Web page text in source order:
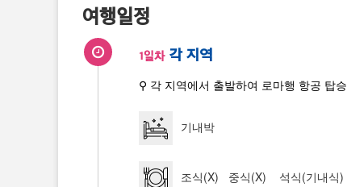
여행일정
1일차 각 지역
⚲ 각 지역에서 출발하여 로마행 항공 탑승
기내박
조식(X) 중식(X) 석식(기내식)